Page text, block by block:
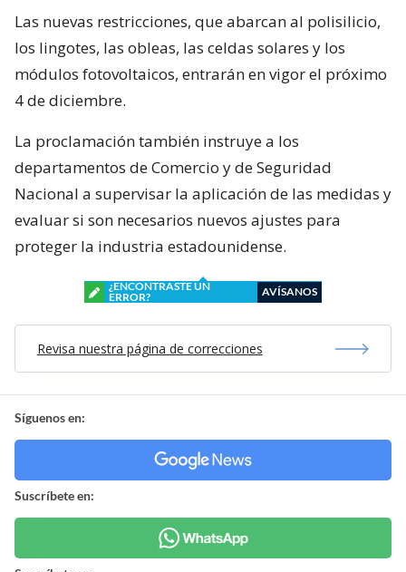
Las nuevas restricciones, que abarcan al polisilicio,
los lingotes, las obleas, las celdas solares y los
módulos fotovoltaicos, entrarán en vigor el próximo
4 de diciembre.
La proclamación también instruye a los
departamentos de Comercio y de Seguridad
Nacional a supervisar la aplicación de las medidas y
evaluar si son necesarios nuevos ajustes para
proteger la industria estadounidense.
¿ENCONTRASTE UN
ERROR?
AVÍSANOS
Revisa nuestra página de correcciones
Síguenos en:
Suscríbete en: